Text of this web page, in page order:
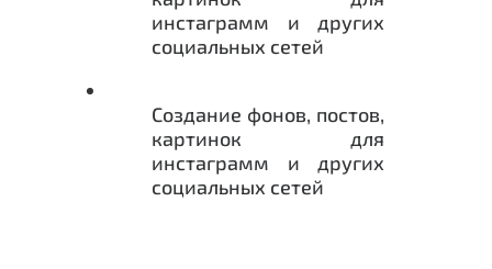
инстаграмм и других
социальных сетей
Создание фонов, постов,
картинок для
инстаграмм и других
социальных сетей